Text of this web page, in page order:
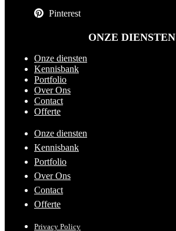
Pinterest
ONZE DIENSTEN
Onze diensten
Kennisbank
Portfolio
Over Ons
Contact
Offerte
Onze diensten
Kennisbank
Portfolio
Over Ons
Contact
Offerte
Privacy Policy